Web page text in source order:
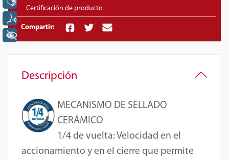
Certificación de producto
Compartir:
Descripción
MECANISMO DE SELLADO
CERÁMICO
1/4 de vuelta: Velocidad en el
accionamiento y en el cierre que permite
Voz